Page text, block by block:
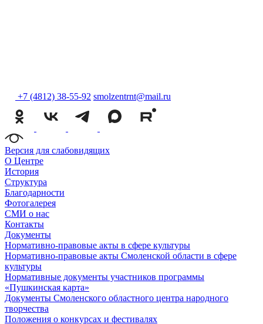
+7 (4812) 38-55-92 smolzentrnt@mail.ru
Версия для слабовидящих
О Центре
История
Структура
Благодарности
Фотогалерея
СМИ о нас
Контакты
Документы
Нормативно-правовые акты в сфере культуры
Нормативно-правовые акты Смоленской области в сфере
культуры
Нормативные документы участников программы
«Пушкинская карта»
Документы Смоленского областного центра народного
творчества
Положения о конкурсах и фестивалях